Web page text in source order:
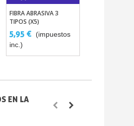
FIBRA ABRASIVA 3
TIPOS (X5)
5,95 €
(impuestos
inc.)
EN LA